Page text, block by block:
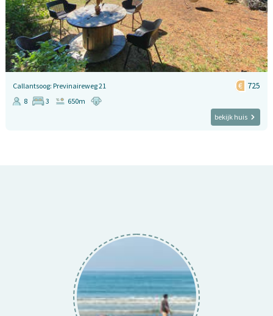
Callantsoog: Previnaireweg 21 725
8 3
650m
bekijk huis